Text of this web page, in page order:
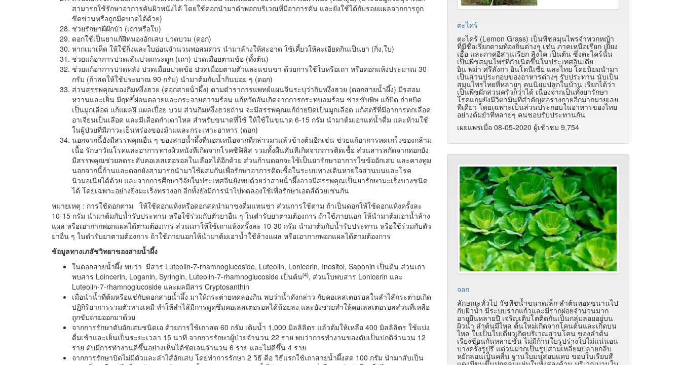
สามารถใช้รักษาอาการคันผิวหนังได้ โดยใช้ดอกนำมาตำพอกบริเวณที่มีอาการคัน และยังใช้ได้กับรอยแผลจากการถูก
ขีดข่วนหรือถูกมีดบาดได้ด้วย)
ช่วยรักษาฝีฝักบัว (เถาหรือใบ)
ดอกใช้เป็นยาแก้ฝีหนองอักเสบ ปวดบวม (ดอก)
หากเมาเห็ด ให้ใช้กิ่งและใบอ่อนจำนวนพอสมควร นำมาล้างให้สะอาด ใช้เคี้ยวให้ละเอียดกินเป็นยา (กิ่ง,ใบ)
ช่วยแก้อาการปวดเส้นปวดกระดูก (เถา) ปวดเมื่อยตามข้อ (ทั้งต้น)
ช่วยแก้อาการปวดหลัง ปวดเมื่อยปวดข้อ ปวดเมื่อยตามตัวและแขนขา ด้วยการใช้ใบหรือเถา หรือดอกแห้งประมาณ 30
กรัม (ถ้าสดให้ใช้ประมาณ 90 กรัม) นำมาต้มกับน้ำกินบ่อย ๆ (ดอก)
ส่วนสรรพคุณของกิมหงึ่งฮวย (ดอกสายน้ําผึ้ง) ตามตำราการแพทย์แผนจีนระบุว่ากิมหงึ่งฮวย (ดอกสายน้ำผึ้ง) มีรสอม
หวานและเย็น มีฤทธิ์ผ่อนคลายและกระจายความร้อน แก้หวัดอันเกิดจากการกระทบลมร้อน ช่วยขับพิษ แก้บิด ถ่ายบิด
เป็นมูกเลือด แก้แผลฝี แผลเปื่อย บวม ส่วนกิมหงึ่งฮวยถ่าน จะมีสรรพคุณแก้ถ่ายบิดเป็นมูกเลือด แก้สตรีที่มีอาการตกเลือด
อาเจียนเป็นเลือด และมีเลือดกำเดาไหล สำหรับขนาดที่ใช้ ให้ใช้ในขนาด 6-15 กรัม นำมาต้มเอาแต่น้ำดื่ม และห้ามใช้
ในผู้ป่วยที่มีภาวะเย็นพร่องของม้ามและกระเพาะอาหาร (ดอก)
นอกจากนี้ยังมีสรรพคุณอื่น ๆ ของสายน้ำผึ้งที่นอกเหนือจากที่กล่าวมาแล้วข้างต้นอีกเช่น ช่วยแก้อาการหดเกร็งของกล้าม
เนื้อ รักษาวัณโรคและอาการทางผิวหนังทีเกิดจากโรคซิฟิลิส รวมทั้งผื่นคันทีเกิดจากการติดเชื้อ ส่วนสารสกัดจากดอกยัง
มีสรรพคุณช่วยลดระดับคอเลสเตอรอลในเลือดได้อีกด้วย ส่วนก้านดอกจะใช้เป็นยารักษาอาการไขข้ออักเสบ และคางทูม
นอกจากนี้ก้านและดอกยังสามารถนำมาใช้ผสมกันเพื่อรักษาอาการติดเชื้อในระบบทางเดินหายใจส่วนบนและโรค
นิวมอเนียได้ด้วย และจากการศึกษาวิจัยในประเทศจีนยังพบด้วยว่าสายน้ําผึ้งอาจมีสรรพคุณเป็นยารักษามะเร็งบางชนิด
ได้ โดยเฉพาะอย่างยิ่งมะเร็งทรวงอก อีกทั้งยังมีการนำไปทดลองใช้เพื่อรักษาเอดส์ด้วยเช่นกัน
หมายเหตุ : การใช้ดอกตาม ให้ใช้ดอกแห้งหรือดอกสดนำมาชงดื่มแทนชา ส่วนการใช้ตาม ถ้าเป็นดอกให้ใช้ดอกแห้งครั้งละ
10-15 กรัม นำมาต้มกับน้ำรับประทาน หรือใช้ร่วมกับตัวยาอื่น ๆ ในตำรับยาตามต้องการ ถ้าใช้ภายนอก ให้นำมาต้มเอาน้ำล้าง
แผล หรือเอากากพอกแผลได้ตามต้องการ ส่วนเถาให้ใช้เถาแห้งครั้งละ 10-30 กรัม นำมาต้มกับน้ำรับประทาน หรือใช้ร่วมกับตัว
ยาอื่น ๆ ในตำรับยาตามต้องการ ถ้าใช้ภายนอกให้นำมาต้มเอาน้ำใช้ล้างแผล หรือเอากากพอกแผลได้ตามต้องการ
ข้อมูลทางเภสัชวิทยาของสายน้ำผึ้ง
ในดอกสายน้ำผึ้ง พบว่า มีสาร Luteolin-7-rhamnoglucoside, Luteolin, Lonicerin, Inositol, Saponin เป็นต้น ส่วนเถา
พบสาร Loincerin, Loganin, Syringin, Luteolin-7-rhamnoglucoside เป็นต้น[4], ส่วนใบพบสาร Lonicerin และ
Luteolin-7-rhamnoglucoside และผลมีสาร Cryptosanthin
เมื่อนำน้ำที่ต้มหรือแช่กับดอกสายน้ำผึ้ง มาให้กระต่ายทดลองกิน พบว่าน้ำดังกล่าว กับคอเลสเตอรอลในลำไส้กระต่ายเกิด
ปฏิกิริยาการรวมตัวทางเคมี ทำให้ลำไส้มีการดูดซึมคอเลสเตอรอลได้น้อยลง และยังช่วยทำให้คอเลสเตอรอลส่วนที่เหลือ
ถูกขับถ่ายออกมาด้วย
จากการรักษาตับอักเสบชนิดเอ ด้วยการใช้เถาสด 60 กรัม เติมน้ำ 1,000 มิลลิลิตร แล้วต้มให้เหลือ 400 มิลลิลิตร ใช้แบ่ง
ดื่มเช้าและเย็นเป็นระยะเวลา 15 นาที จากการรักษาผู้ป่วยจำนวน 22 ราย พบว่าการทำงานของตับเป็นปกติจำนวน 12
ราย ตับมีการทำงานดีขึ้นอย่างเห็นได้ชัดเจนจำนวน 6 ราย และไม่ดีขึ้น 4 ราย
จากการรักษาบิดไม่มีตัวและลำไส้อักเสบ โดยทำการรักษา 2 วิธี คือ วิธีแรกใช้เถาสายน้ำผึ้งสด 100 กรัม นำมาสับเป็น
ตะไคร้
ตะไคร้ (Lemon Grass) เป็นพืชสมุนไพรจำพวกหญ้า
ที่มีชื่อเรียกตามท้องถิ่นต่างๆ เช่น ภาคเหนือเรียก เยี่ยง
เฮื้อ และภาคอีสานเรียก สิงไค เป็นต้น ซึ่งตะไคร้นั้น
เป็นพืชสมุนไพรที่กำเนิดขึ้นในประเทศอินเดีย
อิน พม่า ศรีลังกา อินโดนีเซีย และไทย โดยนิยมนำมา
เป็นส่วนประกอบของอาหารต่างๆ รับประทาน นับเป็น
สมุนไพรไทยที่หลายๆ คนนิยมปลูกในบ้าน เรียกได้ว่า
เป็นพืชผักสวนครัวก็ว่าได้ เนื่องจากเป็นทั้งยารักษา
โรคแถมยังมีวิตามินที่สำคัญต่อร่างกายอีกมากมายเลย
ทีเดียว โดยเฉพาะเป็นส่วนประกอบในอาหารของไทย
อย่างต้มยำที่หลายๆ คนชอบรับประทานกัน
เผยแพร่เมื่อ 08-05-2020 ผู้เช้าชม 9,754
จอก
ลักษณะทั่วไป วัชพืชน้ำขนาดเล็ก ลำต้นทอดขนานไป
กับผิวน้ำ มีระบบรากแก้วและมีรากฝอยจำนวนมาก
อายุยืนหลายปี เจริญเติบโตติดกันเป็นกลุ่มลอยอยู่บน
ผิวน้ำ ลำต้นมีไหล ต้นใหม่เกิดจากโคนต้นและเกิดบน
ไหล ใบเป็นใบเดี่ยวเกิดบริเวณส่วนโคน ของลำต้น
เรียงซ้อนกันหลายชั้น ไม่มีก้านใบรูปร่างใบไม่แน่นอน
บางครั้งรูปรี แต่วนมากเป็นรูปสามเหลี่ยมปลายกลีบ
หยักลอนเป็นคลื่น ฐานใบมนสอบแคบ ขอบใบเรียบสี